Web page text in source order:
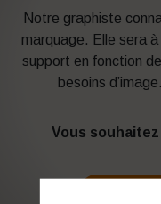
Notre graphiste
marquage. Elle sera
support en fonction
besoins
Vous